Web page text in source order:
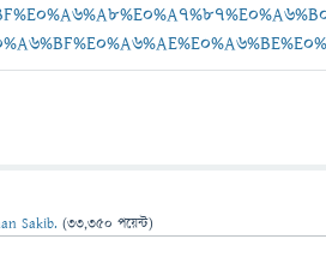
Sakib. (33,350 পয়েন্ট)